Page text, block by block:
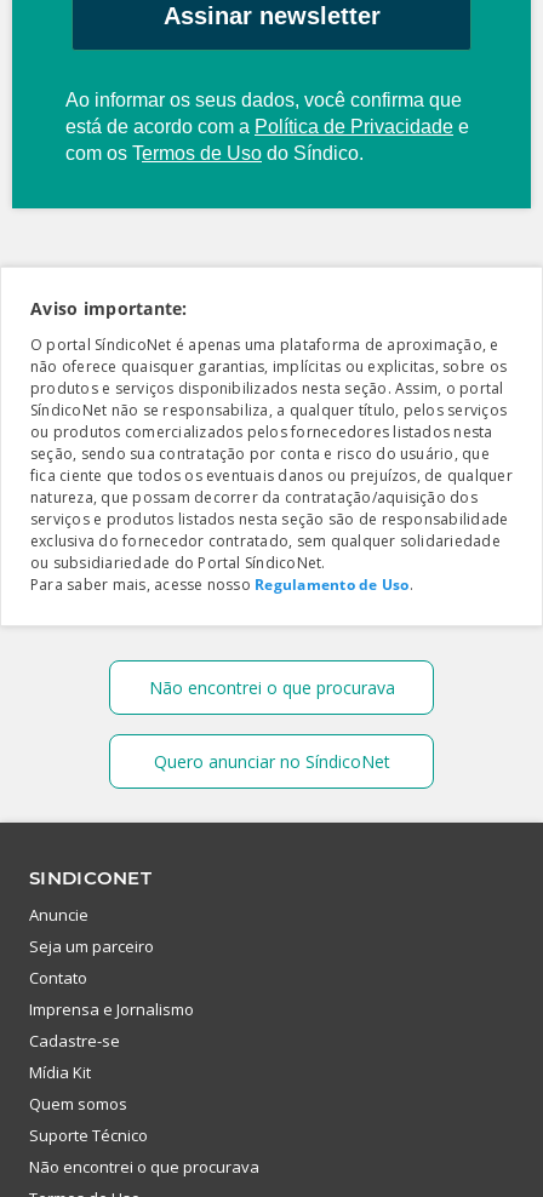
Assinar newsletter
Ao informar os seus dados, você confirma que
está de acordo com a Política de Privacidade e
com os Termos de Uso do Síndico.
Aviso importante:
O portal SíndicoNet é apenas uma plataforma de aproximação, e
não oferece quaisquer garantias, implícitas ou explicitas, sobre os
produtos e serviços disponibilizados nesta seção. Assim, o portal
SíndicoNet não se responsabiliza, a qualquer título, pelos serviços
ou produtos comercializados pelos fornecedores listados nesta
seção, sendo sua contratação por conta e risco do usuário, que
fica ciente que todos os eventuais danos ou prejuízos, de qualquer
natureza, que possam decorrer da contratação/aquisição dos
serviços e produtos listados nesta seção são de responsabilidade
exclusiva do fornecedor contratado, sem qualquer solidariedade
ou subsidiariedade do Portal SíndicoNet.
Para saber mais, acesse nosso Regulamento de Uso.
Não encontrei o que procurava
Quero anunciar no SíndicoNet
SINDICONET
Anuncie
Seja um parceiro
Contato
Imprensa e Jornalismo
Cadastre-se
Mídia Kit
Quem somos
Suporte Técnico
Não encontrei o que procurava